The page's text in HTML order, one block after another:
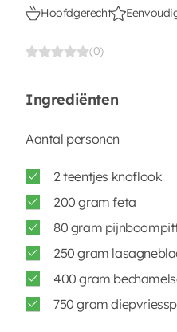
Hoofdgerecht
(0)
Ingrediënten
Aantal personen
2 teentjes knoflook
200 gram feta
80 gram
250 gram
400 gram
750 gram